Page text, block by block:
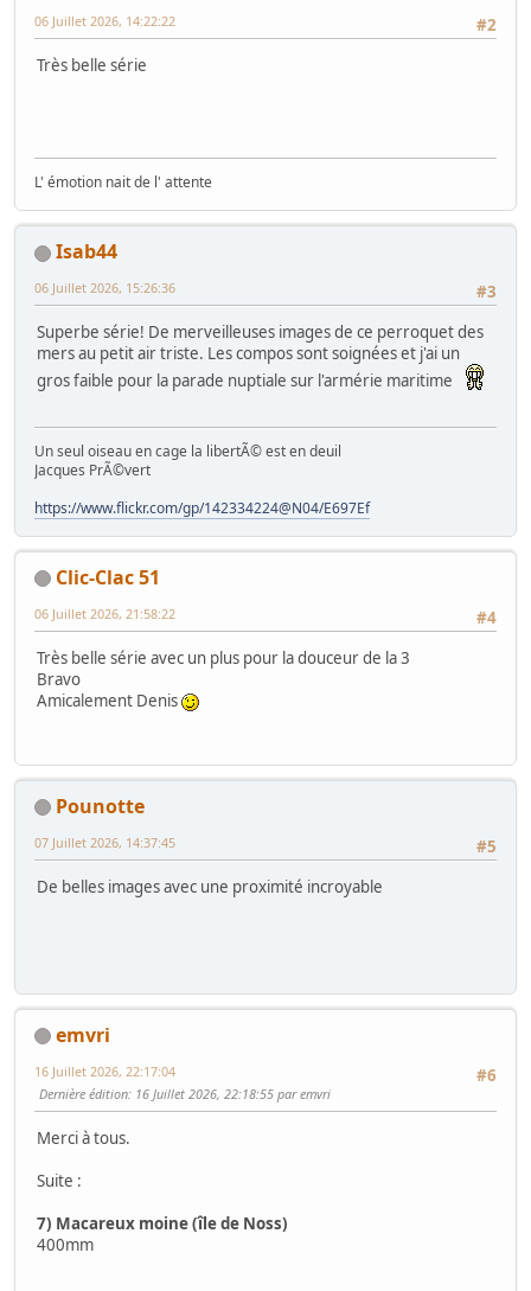
#2
06 Juillet 2026, 14:22:22
Très belle série
L' émotion nait de l' attente
Isab44
#3
06 Juillet 2026, 15:26:36
Superbe série! De merveilleuses images de ce perroquet des
mers au petit air triste. Les compos sont soignées et j'ai un
gros faible pour la parade nuptiale sur l'armérie maritime
Un seul oiseau en cage la libertÃ© est en deuil
Jacques PrÃ©vert
https://www.flickr.com/gp/142334224@N04/E697Ef
Clic-Clac 51
#4
06 Juillet 2026, 21:58:22
Très belle série avec un plus pour la douceur de la 3
Bravo
Amicalement Denis
Pounotte
#5
07 Juillet 2026, 14:37:45
De belles images avec une proximité incroyable
emvri
#6
16 Juillet 2026, 22:17:04
Dernière édition: 16 Juillet 2026, 22:18:55 par emvri
Merci à tous.
Suite :
7) Macareux moine (île de Noss)
400mm